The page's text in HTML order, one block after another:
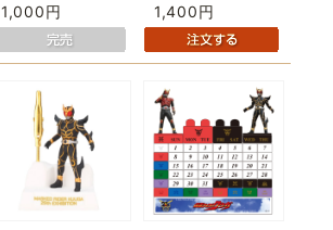
1,000円 1,400円